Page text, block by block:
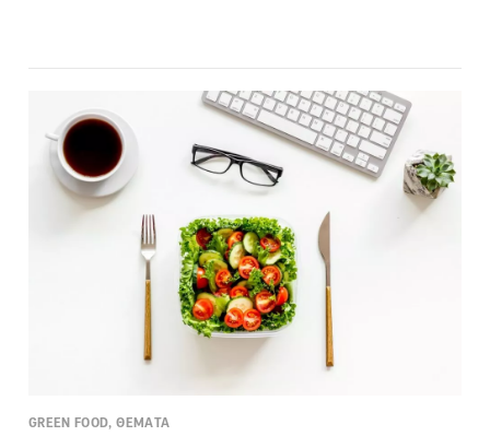
GREEN FOOD, ΘΕΜΑΤΑ